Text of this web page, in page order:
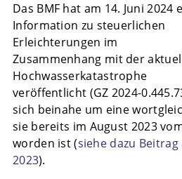
Das BMF hat am 14. Juni 2024
Information zu steuerlichen
Erleichterungen im
Zusammenhang mit der
Hochwasserkatastrophe
veröffentlicht (GZ 2024-
sich beinahe um eine
sie bereits im August 2023
worden ist (siehe dazu
2023).